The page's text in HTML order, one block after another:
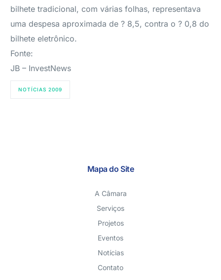
bilhete tradicional, com várias folhas, representava
uma despesa aproximada de ? 8,5, contra o ? 0,8 do
bilhete eletrônico.
Fonte:
JB – InvestNews
NOTÍCIAS 2009
Mapa do Site
A Câmara
Serviços
Projetos
Eventos
Notícias
Contato